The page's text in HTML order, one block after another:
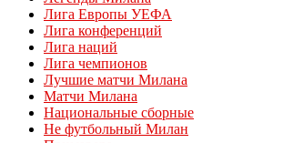
Лига Европы УЕФА
Лига конференций
Лига наций
Лига чемпионов
Лучшие матчи Милана
Матчи Милана
Национальные сборные
Не футбольный Милан